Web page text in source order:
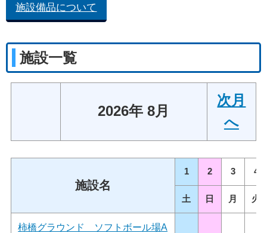
施設備品について
施設一覧
2026年 8月
次月
へ
施設名
1 2 3 4
土 日 月 火
柿橋グラウンド ソフトボール場A